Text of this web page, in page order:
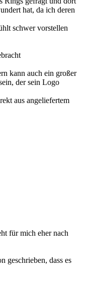
hat, da ich deren
schwer vorstellen
kann auch ein großer
der sein Logo
aus angeliefertem
für mich eher nach
geschrieben, dass es